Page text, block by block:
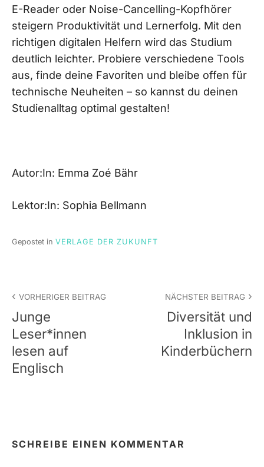
E-Reader oder Noise-Cancelling-Kopfhörer
steigern Produktivität und Lernerfolg. Mit den
richtigen digitalen Helfern wird das Studium
deutlich leichter. Probiere verschiedene Tools
aus, finde deine Favoriten und bleibe offen für
technische Neuheiten – so kannst du deinen
Studienalltag optimal gestalten!
Autor:In: Emma Zoé Bähr
Lektor:In: Sophia Bellmann
Gepostet in VERLAGE DER ZUKUNFT
Navigation
VORHERIGER BEITRAG
Junge
Leser*innen
lesen auf
Englisch
NÄCHSTER BEITRAG
Diversität und
Inklusion in
Kinderbüchern
SCHREIBE EINEN KOMMENTAR